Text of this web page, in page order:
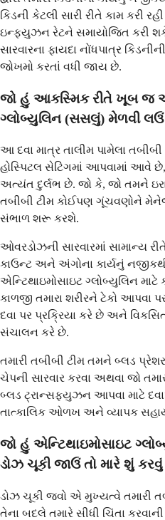
કિડની કેટલી સારી રીતે કામ કરી
ઇન્ફ્યુઝન રેટને સમાયોજિત કરી
સારવારના ફાયદા નોંધપાત્ર
જોખમો કરતાં વધી જાય છે.
જો હું આકસ્મિક રીતે ખૂબ જ
ગ્લોબ્યુલિન (સસલું) મેળવી
આ દવા માત્ર તાલીમ પામેલા તબીબી
હોસ્પિટલ સેટિંગમાં આપવામાં આવે
અત્યંત દુર્લભ છે. જો કે, જો તમને
તબીબી ટીમ કોઈપણ ગૂંચવણોને
સંભાળ શરૂ કરશે.
ઓવરડોઝની સારવારમાં સામાન્ય
કાઉન્ટ અને અંગોના કાર્યનું
એન્ટિથાઇમોસાઇટ ગ્લોબ્યુલિન માટે
કાળજી તમારા શરીરને ટેકો આપવા
દવા પર પ્રક્રિયા કરે છે અને
સંચાલન કરે છે.
તમારી તબીબી ટીમ તમને બ્લડ
ચેપની સારવાર કરવા અથવા જો
બ્લડ ટ્રાન્સફ્યુઝન આપવા માટે
તાત્કાલિક ઓળખ અને વ્યાપક
જો હું એન્ટિથાઇમોસાઇટ
ડોઝ ચૂકી જાઉં તો મારે શું
ડોઝ ચૂકી જવો એ મુખ્યત્વે તમારી
તેના બદલે તમારે સીધી ચિંતા